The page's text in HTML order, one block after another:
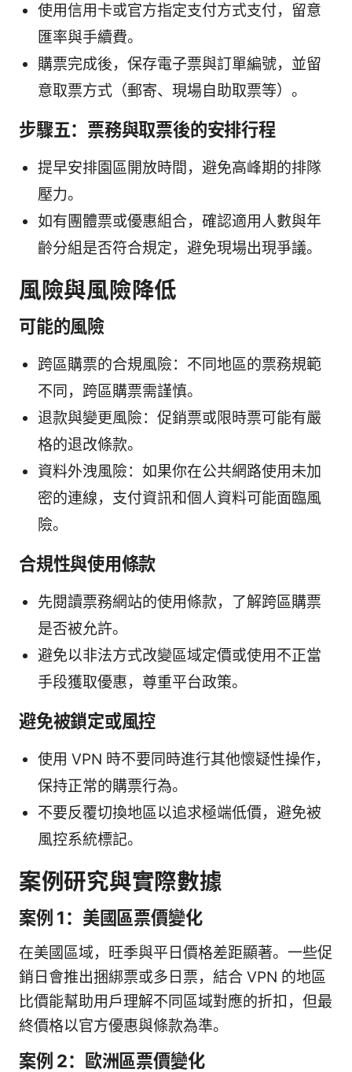
使用信用卡或官方指定支付方式支付，留意
匯率與手續費。
購票完成後，保存電子票與訂單編號，並留
意取票方式（郵寄、現場自助取票等）。
步驟五：票務與取票後的安排行程
提早安排園區開放時間，避免高峰期的排隊
壓力。
如有團體票或優惠組合，確認適用人數與年
齡分組是否符合規定，避免現場出現爭議。
風險與風險降低
可能的風險
跨區購票的合規風險：不同地區的票務規範
不同，跨區購票需謹慎。
退款與變更風險：促銷票或限時票可能有嚴
格的退改條款。
資料外洩風險：如果你在公共網路使用未加
密的連線，支付資訊和個人資料可能面臨風
險。
合規性與使用條款
先閱讀票務網站的使用條款，了解跨區購票
是否被允許。
避免以非法方式改變區域定價或使用不正當
手段獲取優惠，尊重平台政策。
避免被鎖定或風控
使用 VPN 時不要同時進行其他懷疑性操作，
保持正常的購票行為。
不要反覆切換地區以追求極端低價，避免被
風控系統標記。
案例研究與實際數據
案例 1：美國區票價變化
在美國區域，旺季與平日價格差距顯著。一些促
銷日會推出捆綁票或多日票，結合 VPN 的地區
比價能幫助用戶理解不同區域對應的折扣，但最
終價格以官方優惠與條款為準。
案例 2：歐洲區票價變化